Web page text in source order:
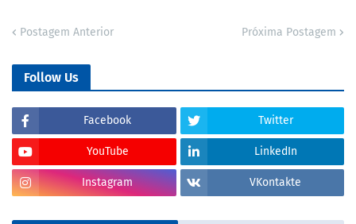
Postagem Anterior Próxima Postagem
Follow Us
Facebook Twitter
YouTube LinkedIn
Instagram VKontakte